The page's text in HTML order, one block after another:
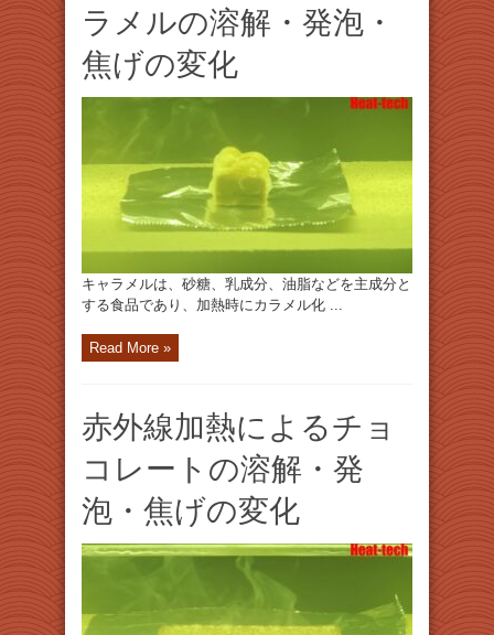
ラメルの溶解・発泡・
焦げの変化
キャラメルは、砂糖、乳成分、油脂などを主成分と
する食品であり、加熱時にカラメル化 ...
Read More »
赤外線加熱によるチョ
コレートの溶解・発
泡・焦げの変化